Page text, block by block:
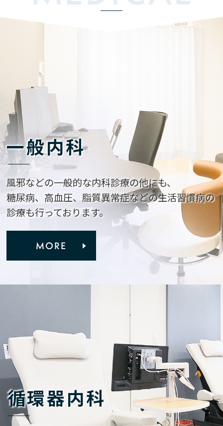
一般内科
風邪などの一般的な内科診療の他にも、
糖尿病、高血圧、脂質異常症などの生活習慣病の
診療も行っております。
MORE
循環器内科